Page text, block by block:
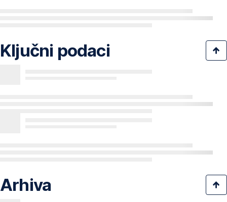
Ključni podaci
Arhiva